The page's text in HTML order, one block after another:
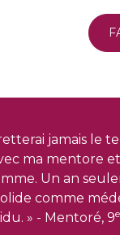
jamais le
ma mentore
Un an
comme
» - Mentoré, 9e